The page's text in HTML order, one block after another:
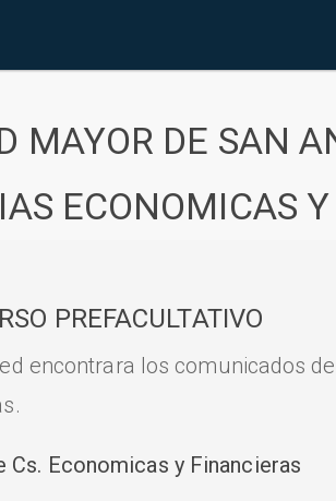
MAYOR DE SAN
ECONOMICAS
PREFACULTATIVO
encontrara los comunicados
Cs. Economicas y Financieras